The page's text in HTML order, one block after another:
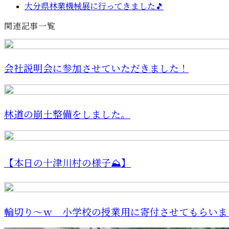
大分県林業機械展に行ってきました🎵
関連記事一覧
会社説明会に参加させていただきました！
林道の崩土整備をしました。
【本日の十津川村の様子⛰️】
輪切り〜ｗ 小学校の授業用に寄付させてもらい